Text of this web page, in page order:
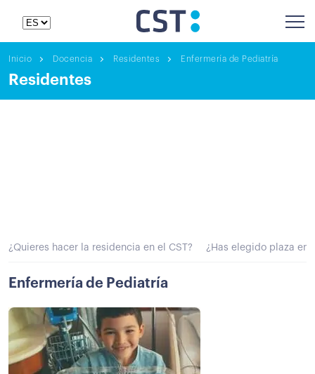
Inicio Docencia Residentes Enfermería de Pediatría
Residentes
¿Quieres hacer la residencia en el CST? ¿Has elegido plaza en
Enfermería de Pediatría